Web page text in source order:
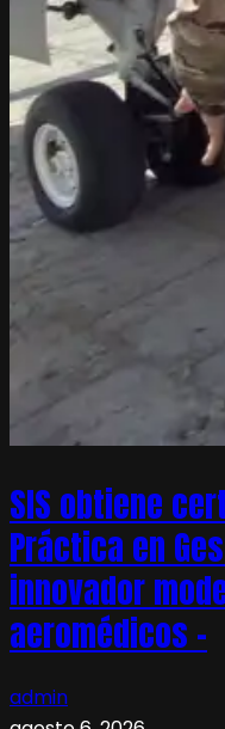
SIS obtiene
Práctica en
innovador
aeromédicos –
admin